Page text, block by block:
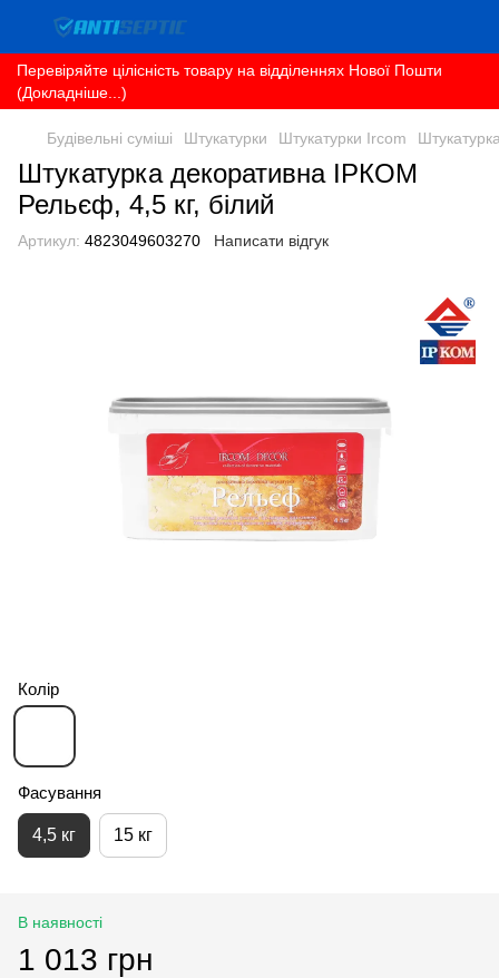
Перевіряйте цілісність товару на відділеннях Нової Пошти
(Докладніше...)
Будівельні суміші Штукатурки Штукатурки Ircom
Штукатурка декоративна ІРКОМ
Рельєф, 4,5 кг, білий
Артикул: 4823049603270 Написати відгук
Колір
Фасування
4,5 кг 15 кг
В наявності
1 013 грн